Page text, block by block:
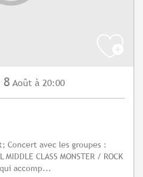
8 Août à 20:00
Concert avec les groupes :
MIDDLE CLASS MONSTER / ROCK
qui accomp...